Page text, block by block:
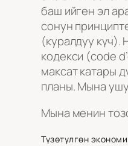
баш ийген эл
сонун
(куралдуу күч).
кодекси (code
максат катары
планы. Мына
Мына менин
Түзөтүлгөн